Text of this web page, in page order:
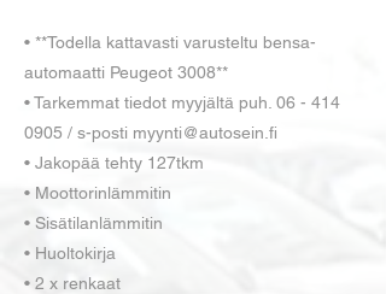
• **Todella kattavasti varusteltu bensa-
automaatti Peugeot 3008**
• Tarkemmat tiedot myyjältä puh. 06 - 414
0905 / s-posti myynti@autosein.fi
• Jakopää tehty 127tkm
• Moottorinlämmitin
• Sisätilanlämmitin
• Huoltokirja
• 2 x renkaat